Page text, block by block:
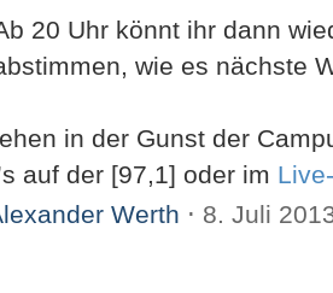
20 Uhr könnt ihr dann
wie es nächste
in der Gunst der
auf der [97,1] oder im
Werth ⋅ 8. Juli